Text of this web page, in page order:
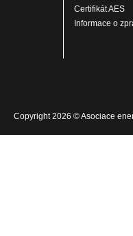
Certifikát AES
Informace o
Copyright 2026 © Asociace